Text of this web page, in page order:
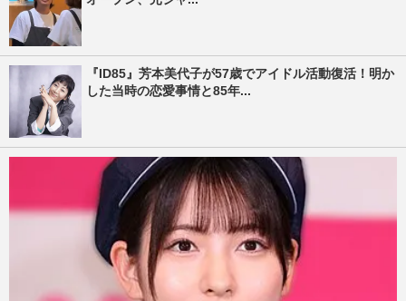
『ID85』芳本美代子が57歳でアイドル活動復活！明か
した当時の恋愛事情と85年...